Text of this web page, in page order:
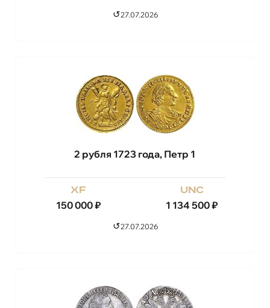
↺27.07.2026
2 рубля 1723 года, Петр 1
xf
150 000₽
unc
1 134 500₽
↺27.07.2026